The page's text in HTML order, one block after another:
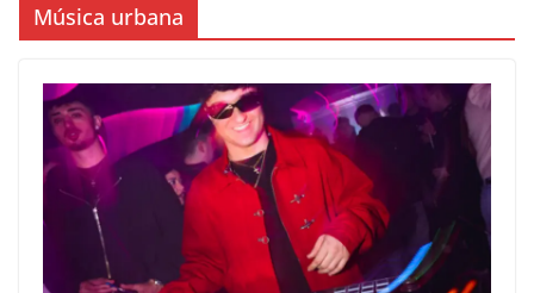
Música urbana